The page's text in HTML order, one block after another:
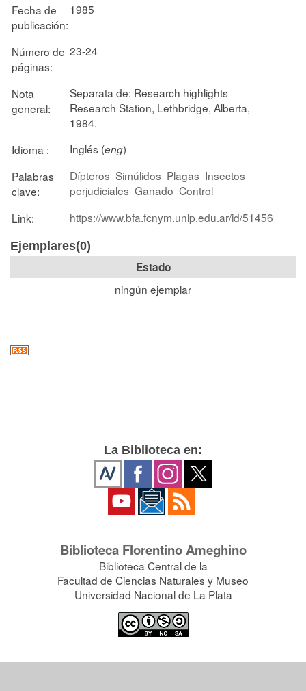
Fecha de
publicación:
1985
Número de
páginas:
23-24
Nota
general:
Separata de: Research highlights
Research Station, Lethbridge, Alberta,
1984.
Idioma :
Inglés (eng)
Palabras
clave:
Dípteros Simúlidos Plagas Insectos
perjudiciales Ganado Control
Link:
https://www.bfa.fcnym.unlp.edu.ar/id/51456
Ejemplares(0)
Estado
ningún ejemplar
La Biblioteca en:
Biblioteca Florentino Ameghino
Biblioteca Central de la
Facultad de Ciencias Naturales y Museo
Universidad Nacional de La Plata